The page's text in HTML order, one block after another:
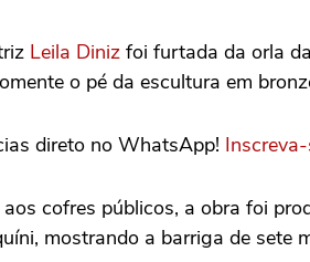
Leila Diniz foi furtada da orla
o pé da escultura em
direto no WhatsApp!
cofres públicos, a obra foi
mostrando a barriga de sete